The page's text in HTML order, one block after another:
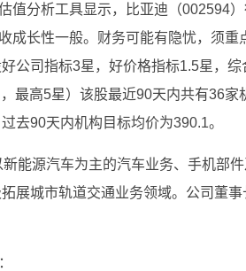
值分析工具显示，比亚迪（002594
成长性一般。财务可能有隐忧，须重
公司指标3星，好价格指标1.5星，综
最高5星）该股最近90天内共有36家
去90天内机构目标均价为390.1。
能源汽车为主的汽车业务、手机部
展城市轨道交通业务领域。公司董